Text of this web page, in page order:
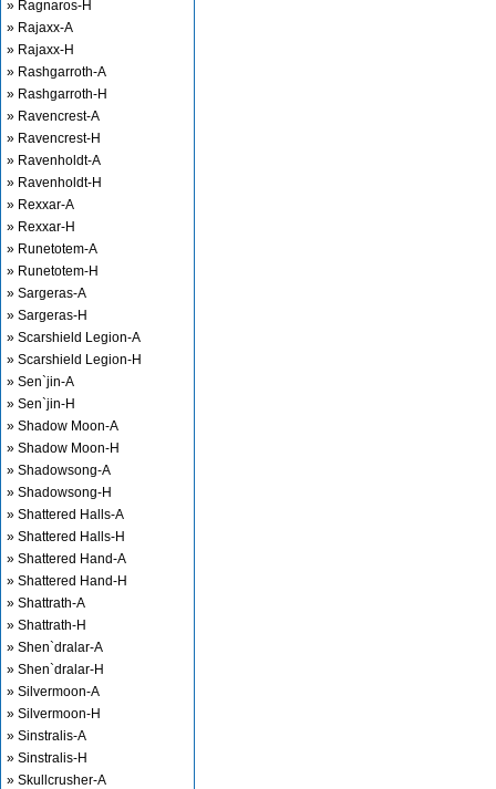
» Ragnaros-H
» Rajaxx-A
» Rajaxx-H
» Rashgarroth-A
» Rashgarroth-H
» Ravencrest-A
» Ravencrest-H
» Ravenholdt-A
» Ravenholdt-H
» Rexxar-A
» Rexxar-H
» Runetotem-A
» Runetotem-H
» Sargeras-A
» Sargeras-H
» Scarshield Legion-A
» Scarshield Legion-H
» Sen`jin-A
» Sen`jin-H
» Shadow Moon-A
» Shadow Moon-H
» Shadowsong-A
» Shadowsong-H
» Shattered Halls-A
» Shattered Halls-H
» Shattered Hand-A
» Shattered Hand-H
» Shattrath-A
» Shattrath-H
» Shen`dralar-A
» Shen`dralar-H
» Silvermoon-A
» Silvermoon-H
» Sinstralis-A
» Sinstralis-H
» Skullcrusher-A